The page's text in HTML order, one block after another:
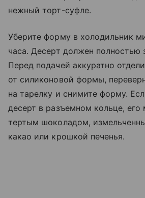
нежный торт-суфле.
Уберите форму в холодильник
часа. Десерт должен полностью
Перед подачей аккуратно
от силиконовой формы,
на тарелку и снимите форму.
десерт в разъемном кольце,
тертым шоколадом,
какао или крошкой печенья.